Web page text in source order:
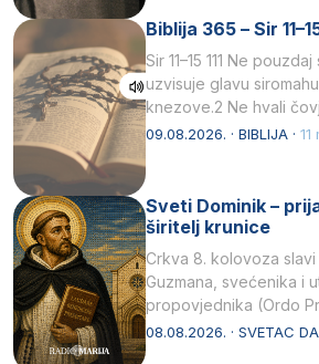
Biblija 365 – Sir
Sir 11–15 111 Ne
uzvisuje glavu
knezove.2 Ne hvali
njegovui…
09.08.2026. · BIBLIJA ·
Sveti Dominik –
širitelj krunice
Crkva 8. kolovoza
Guzmana, svećenika i
propovjednika (Ordo
Svojim životom,
08.08.2026. · SVETAC